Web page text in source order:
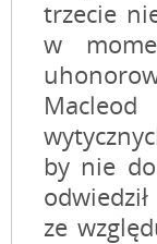
trzecie
w
by nie
ze